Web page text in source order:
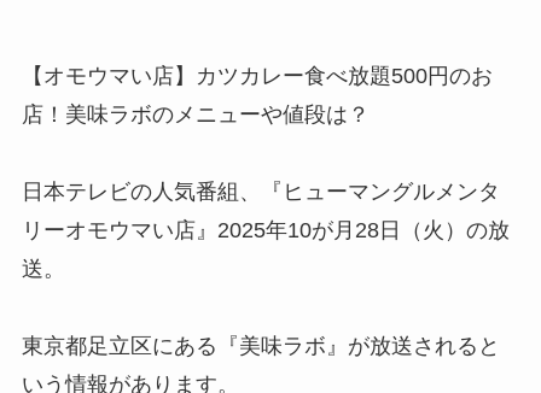
【オモウマい店】カツカレー食べ放題500円のお
店！美味ラボのメニューや値段は？
日本テレビの人気番組、『ヒューマングルメンタ
リーオモウマい店』2025年10が月28日（火）の放
送。
東京都足立区にある『美味ラボ』が放送されると
いう情報があります。